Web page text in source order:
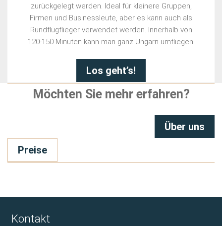
zurückgelegt werden. Ideal für kleinere Gruppen,
Firmen und Businessleute, aber es kann auch als
Rundflugflieger verwendet werden. Innerhalb von
120-150 Minuten kann man ganz Ungarn umfliegen.
Los geht’s!
Möchten Sie mehr erfahren?
Über uns
Preise
Kontakt